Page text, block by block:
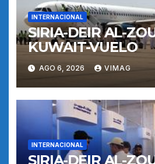
INTERNACIONAL
SIRIA-DEIR AL-
KUWAIT-VUELO
AGO 6, 2026 VIMAG
INTERNACIONAL
SIRIA-DEIR AL-